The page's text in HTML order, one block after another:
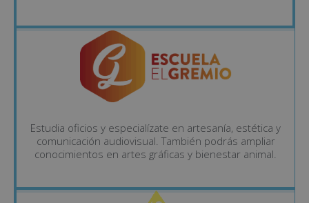
Estudia oficios y especialízate en artesanía, estética y
comunicación audiovisual. También podrás ampliar
conocimientos en artes gráficas y bienestar animal.